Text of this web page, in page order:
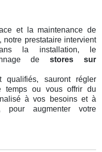
et la maintenance de
, notre prestataire intervient
la installation, le
destores
sur
qualifiés, sauront régler
temps ou vous offrir du
à vos besoins et à
pour augmenter votre